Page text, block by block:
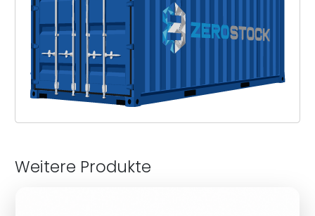
Weitere Produkte